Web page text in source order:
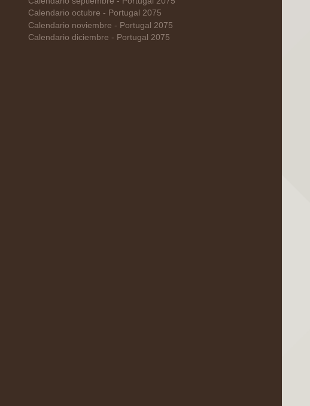
Calendario octubre - Portugal 2075
Calendario noviembre - Portugal 2075
Calendario diciembre - Portugal 2075